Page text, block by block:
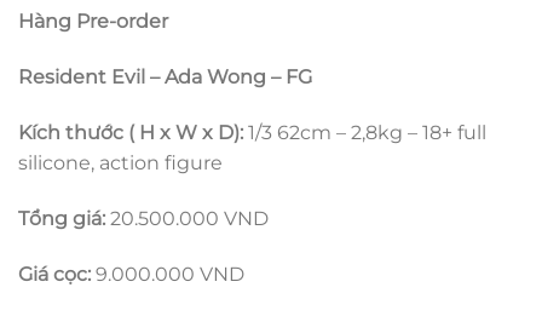
Hàng Pre-order
Resident Evil – Ada Wong – FG
Kích thước ( H x W x D): 1/3 62cm – 2,8kg – 18+ full
silicone, action figure
Tổng giá: 20.500.000 VND
Giá cọc: 9.000.000 VND